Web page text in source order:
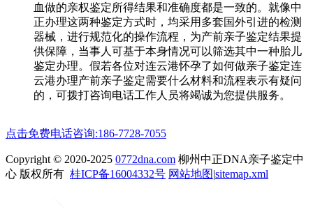
血做的亲权鉴定所得结果和准确度都是一致的。就像中
正办理这两种鉴定方式时，均采用多套国外引进的检测
器械，进行规范化的操作流程，为产前亲子鉴定结果提
供保障，当事人可基于本身情况可以筛选其中一种胎儿
鉴定办理。假若各位对连云港怀孕了如何做亲子鉴定连
云港办理产前亲子鉴定需要什么材料和流程表示有疑问
的，可拨打咨询电话工作人员将竭诚为您提供服务。
点击免费电话咨询:186-7728-7055
Copyright © 2020-2025 0772dna.com 柳州中正DNA亲子鉴定中
心 版权所有 桂ICP备16004332号 网站地图|sitemap.xml